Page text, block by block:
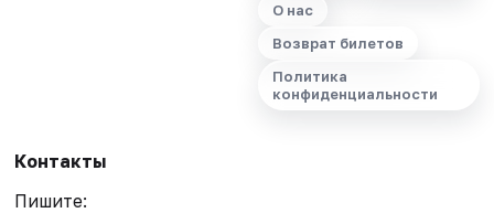
О нас
Возврат билетов
Политика
конфиденциальности
Контакты
Пишите: